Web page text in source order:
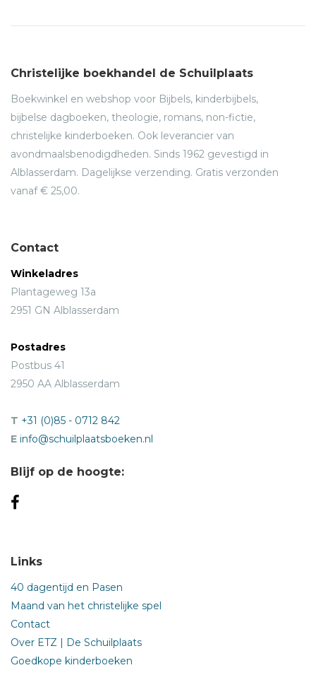
Christelijke boekhandel de Schuilplaats
Boekwinkel en webshop voor Bijbels, kinderbijbels,
bijbelse dagboeken, theologie, romans, non-fictie,
christelijke kinderboeken. Ook leverancier van
avondmaalsbenodigdheden. Sinds 1962 gevestigd in
Alblasserdam. Dagelijkse verzending. Gratis verzonden
vanaf € 25,00.
Contact
Winkeladres
Plantageweg 13a
2951 GN Alblasserdam
Postadres
Postbus 41
2950 AA Alblasserdam
T +31 (0)85 - 0712 842
E info@schuilplaatsboeken.nl
Blijf op de hoogte:
Links
40 dagentijd en Pasen
Maand van het christelijke spel
Contact
Over ETZ | De Schuilplaats
Goedkope kinderboeken